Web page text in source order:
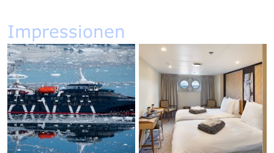
Impressionen